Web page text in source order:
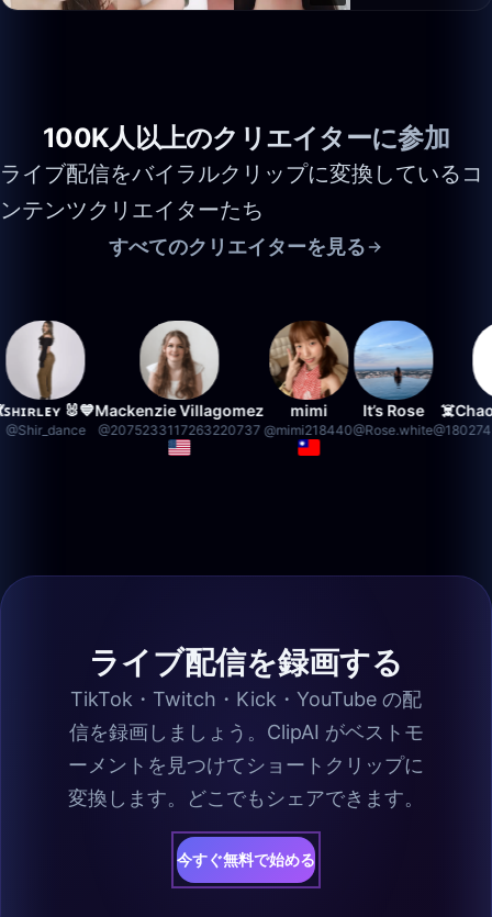
100K人以上のクリエイターに参加
ライブ配信をバイラルクリップに変換しているコ
ンテンツクリエイターたち
すべてのクリエイターを見る
🐰💙Mackenzie Villagomez
@2075233117263220737
mimi
@mimi218440
It’s Rose
@Rose.white@
ライブ配信を録画する
TikTok・Twitch・Kick・YouTube の配
信を録画しましょう。ClipAI がベストモ
ーメントを見つけてショートクリップに
変換します。どこでもシェアできます。
今すぐ無料で始める